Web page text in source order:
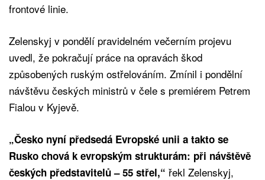
frontové linie.
Zelenskyj v pondělí pravidelném večerním projevu
uvedl, že pokračují práce na opravách škod
způsobených ruským ostřelováním. Zmínil i pondělní
návštěvu českých ministrů v čele s premiérem Petrem
Fialou v Kyjevě.
„Česko nyní předsedá Evropské unii a takto se
Rusko chová k evropským strukturám: při návštěvě
českých představitelů – 55 střel,“ řekl Zelenskyj,